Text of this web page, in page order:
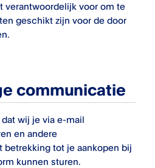
verantwoordelijk voor om te
geschikt zijn voor de door
communicatie
wij je via e-mail
en andere
tot je aankopen bij
kunnen sturen.